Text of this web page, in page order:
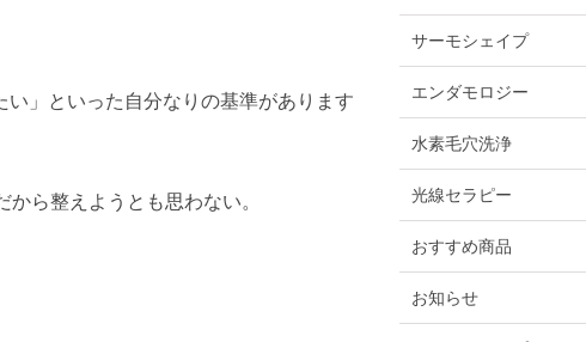
」といった自分なりの基準があります
ら整えようとも思わない。
サーモシェイプ
エンダモロジー
水素毛穴洗浄
光線セラピー
おすすめ商品
お知らせ